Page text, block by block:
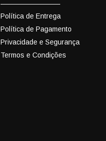
Política de Entrega
Política de Pagamento
Privacidade e Segurança
Termos e Condições